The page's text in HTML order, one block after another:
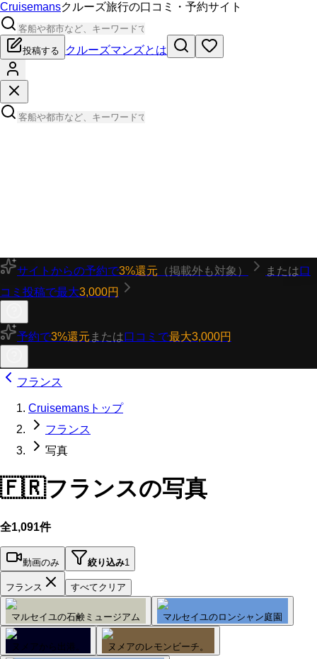
Cruisemansクルーズ旅行の口コミ・予約サイト
投稿する クルーズマンズとは
サイトからの予約で3%還元 （掲載外も対象） または口
コミ投稿で最大3,000円
予約で3%還元 または口コミで最大3,000円
フランス
Cruisemansトップ
フランス
写真
🇫🇷フランスの写真
全1,091件
動画のみ 絞り込み1
フランス すべてクリア
マルセイユの石鹸ミュージアム マルセイユのロンシャン庭園
ヌメアから出港。 ヌメアのレモンビーチ。